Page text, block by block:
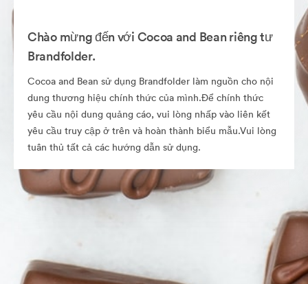
Chào mừng đến với Cocoa and Bean riêng tư
Brandfolder.
Cocoa and Bean sử dụng Brandfolder làm nguồn cho nội
dung thương hiệu chính thức của mình.Để chính thức
yêu cầu nội dung quảng cáo, vui lòng nhấp vào liên kết
yêu cầu truy cập ở trên và hoàn thành biểu mẫu.Vui lòng
tuân thủ tất cả các hướng dẫn sử dụng.